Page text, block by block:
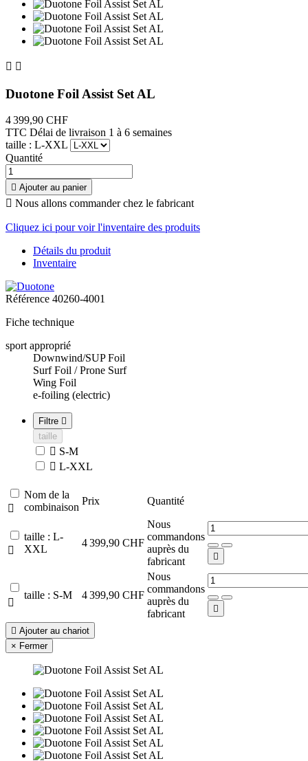
 
Duotone Foil Assist Set AL
4 399,90 CHF
TTC Délai de livraison 1 à 6 semaines
taille : L-XXL
Quantité
 Ajouter au panier
 Nous allons commander chez le fabricant
Cliquez ici pour voir l'inventaire des produits
Détails du produit
Inventaire
Référence 40260-4001
Fiche technique
sport approprié
Downwind/SUP Foil
Surf Foil / Prone Surf
Wing Foil
e-foiling (electric)
Filtre 
taille
 S-M
 L-XXL

Nom de la
combinaison
Prix Quantité

taille : L-
XXL
4 399,90 CHF
Nous
commandons
auprès du
fabricant


taille : S-M 4 399,90 CHF
Nous
commandons
auprès du
fabricant

 Ajouter au chariot
× Fermer